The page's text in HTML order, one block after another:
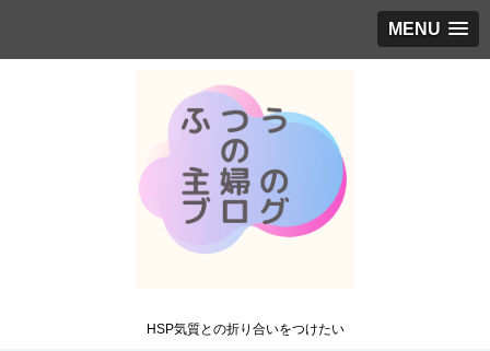
MENU
HSP気質との折り合いをつけたい